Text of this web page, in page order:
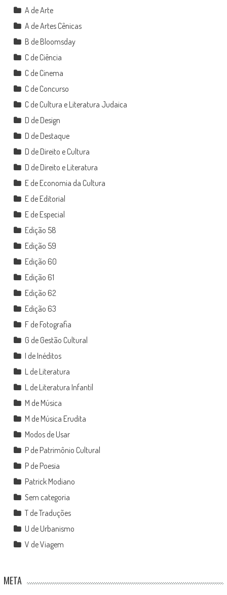
A de Arte
A de Artes Cênicas
B de Bloomsday
C de Ciência
C de Cinema
C de Concurso
C de Cultura e Literatura Judaica
D de Design
D de Destaque
D de Direito e Cultura
D de Direito e Literatura
E de Economia da Cultura
E de Editorial
E de Especial
Edição 58
Edição 59
Edição 60
Edição 61
Edição 62
Edição 63
F de Fotografia
G de Gestão Cultural
I de Inéditos
L de Literatura
L de Literatura Infantil
M de Música
M de Música Erudita
Modos de Usar
P de Patrimônio Cultural
P de Poesia
Patrick Modiano
Sem categoria
T de Traduções
U de Urbanismo
V de Viagem
META